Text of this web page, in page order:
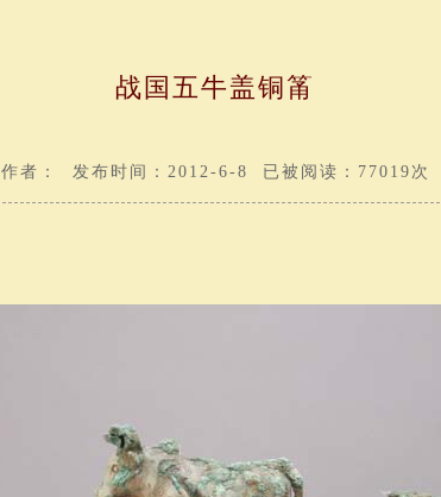
战国五牛盖铜筩
作者： 发布时间：2012-6-8 已被阅读：77019次